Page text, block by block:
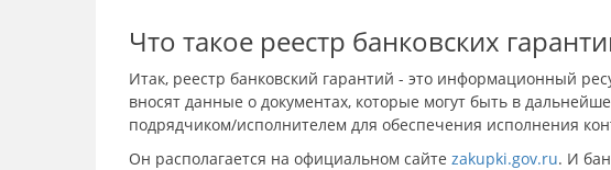
Что такое реестр банковских
Итак, реестр банковский гарантий - это информационный
вносят данные о документах, которые могут быть в
подрядчиком/исполнителем для обеспечения исполнения
Он располагается на официальном сайте zakupki.gov.ru. И